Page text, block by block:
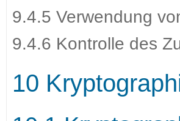
9.4.5 Verwendung
9.4.6 Kontrolle des
10